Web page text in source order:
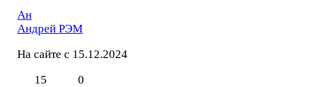
Ан
Андрей РЭМ
На сайте с 15.12.2024
15
0